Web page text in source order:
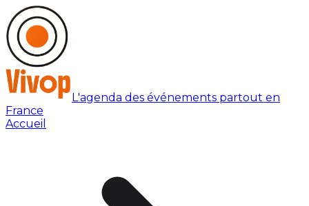
L'agenda des événements partout en
France
Accueil